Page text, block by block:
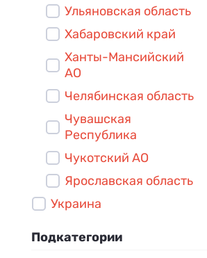
Ульяновская область
Хабаровский край
Ханты-Мансийский
АО
Челябинская область
Чувашская
Республика
Чукотский АО
Ярославская область
Украина
Подкатегории